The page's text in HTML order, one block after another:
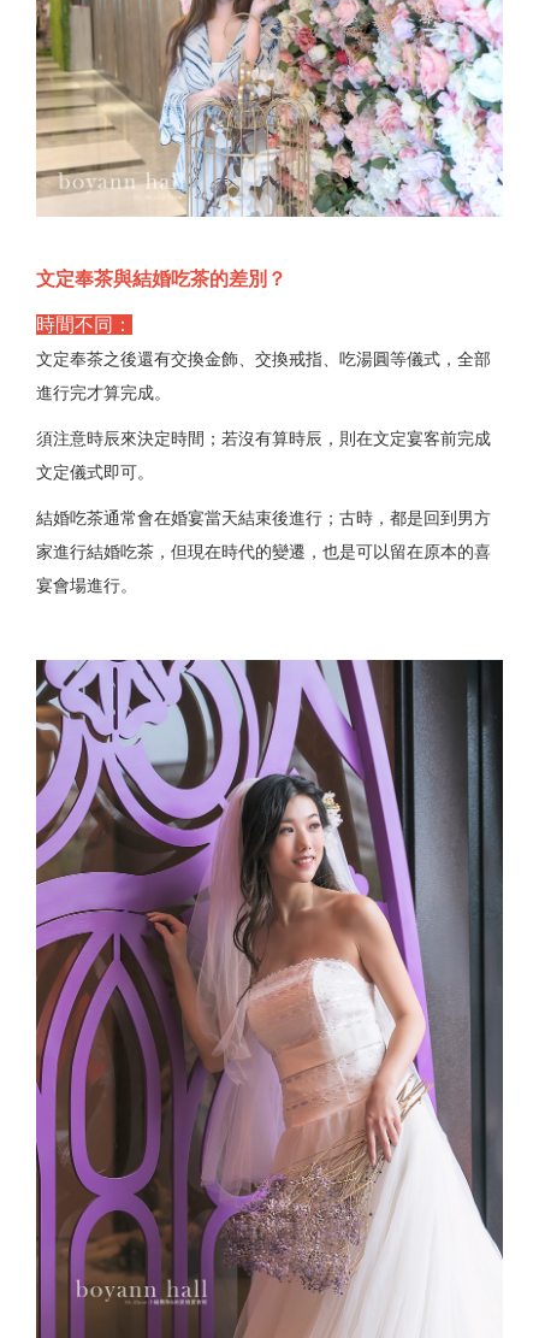
文定奉茶與結婚吃茶的差別？
時間不同：
文定奉茶之後還有交換金飾、交換戒指、吃湯圓等儀式，全部
進行完才算完成。
須注意時辰來決定時間；若沒有算時辰，則在文定宴客前完成
文定儀式即可。
結婚吃茶通常會在婚宴當天結束後進行；古時，都是回到男方
家進行結婚吃茶，但現在時代的變遷，也是可以留在原本的喜
宴會場進行。